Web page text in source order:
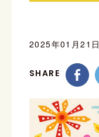
2025年01月21日
SHARE